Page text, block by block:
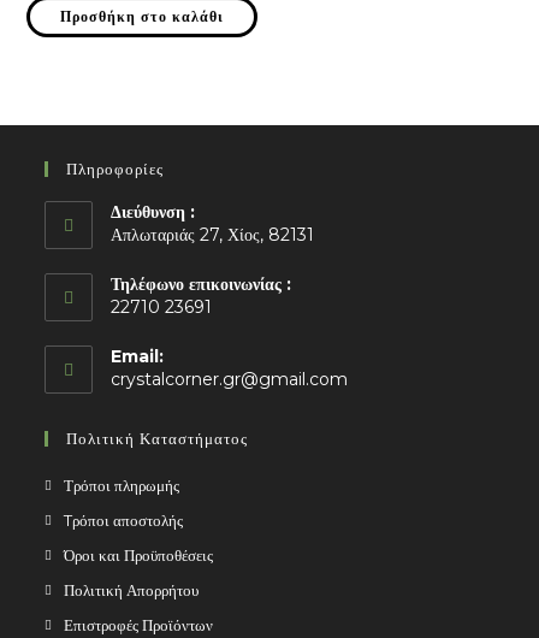
Προσθήκη στο καλάθι
Πληροφορίες
Διεύθυνση :
Απλωταριάς 27, Χίος, 82131
Τηλέφωνο επικοινωνίας :
22710 23691
Email:
crystalcorner.gr@gmail.com
Πολιτική Καταστήματος
Τρόποι πληρωμής
Tρόποι αποστολής
Όροι και Προϋποθέσεις
Πολιτική Απορρήτου
Επιστροφές Προϊόντων